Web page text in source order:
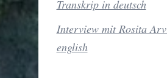
Transkrip in deutsch
Interview mit Rosita
english